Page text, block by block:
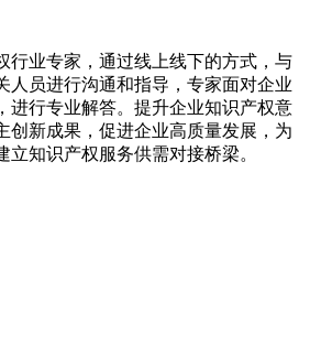
行业专家，通过线上线下的方式，与
人员进行沟通和指导，专家面对企业
进行专业解答。提升企业知识产权意
创新成果，促进企业高质量发展，为
立知识产权服务供需对接桥梁。